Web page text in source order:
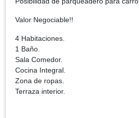
Valor Negociable!!
4 Habitaciones.
1 Baño.
Sala Comedor.
Cocina Integral.
Zona de ropas.
Terraza interior.